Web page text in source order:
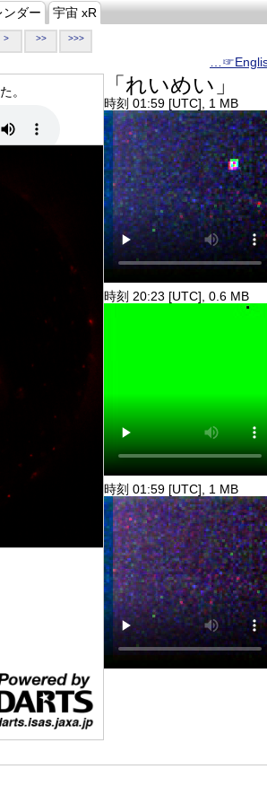
ンダー 宇宙 xR
> >> >>>
。 「れいめい」
時刻 01:59 [UTC], 1 MB
時刻 20:23 [UTC], 0.6 MB
時刻 01:59 [UTC], 1 MB